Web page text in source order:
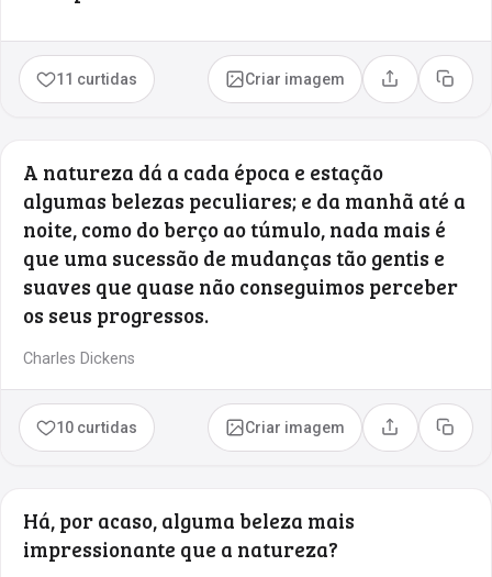
11 curtidas Criar imagem Compartilhar
Copiar
A natureza dá a cada época e estação
algumas belezas peculiares; e da manhã até a
noite, como do berço ao túmulo, nada mais é
que uma sucessão de mudanças tão gentis e
suaves que quase não conseguimos perceber
os seus progressos.
Charles Dickens
10 curtidas Criar imagem Compartilhar
Copiar
Há, por acaso, alguma beleza mais
impressionante que a natureza?